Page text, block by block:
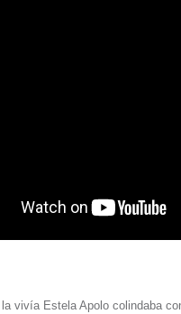
la vivía Estela Apolo colindaba